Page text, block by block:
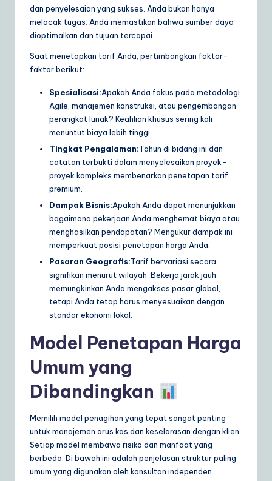
ti
o
dan penyelesaian yang sukses. Anda bukan hanya
melacak tugas; Anda memastikan bahwa sumber daya
dioptimalkan dan tujuan tercapai.
Saat menetapkan tarif Anda, pertimbangkan faktor-
faktor berikut:
Spesialisasi:Apakah Anda fokus pada metodologi
Agile, manajemen konstruksi, atau pengembangan
perangkat lunak? Keahlian khusus sering kali
menuntut biaya lebih tinggi.
Tingkat Pengalaman:Tahun di bidang ini dan
catatan terbukti dalam menyelesaikan proyek-
proyek kompleks membenarkan penetapan tarif
premium.
Dampak Bisnis:Apakah Anda dapat menunjukkan
bagaimana pekerjaan Anda menghemat biaya atau
menghasilkan pendapatan? Mengukur dampak ini
memperkuat posisi penetapan harga Anda.
Pasaran Geografis:Tarif bervariasi secara
signifikan menurut wilayah. Bekerja jarak jauh
memungkinkan Anda mengakses pasar global,
tetapi Anda tetap harus menyesuaikan dengan
standar ekonomi lokal.
Model Penetapan Harga
Umum yang
Dibandingkan
Memilih model penagihan yang tepat sangat penting
untuk manajemen arus kas dan keselarasan dengan klien.
Setiap model membawa risiko dan manfaat yang
berbeda. Di bawah ini adalah penjelasan struktur paling
umum yang digunakan oleh konsultan independen.